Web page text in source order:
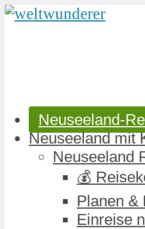
Neuseeland-
Neuseeland mit
Neuseeland
💰
Planen &
Einreise